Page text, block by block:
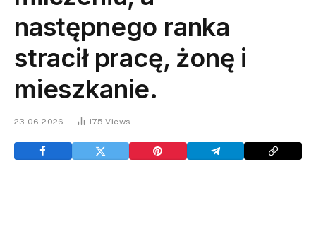
następnego ranka
stracił pracę, żonę i
mieszkanie.
23.06.2026 175Views